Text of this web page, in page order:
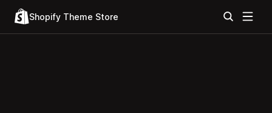
Shopify Theme Store